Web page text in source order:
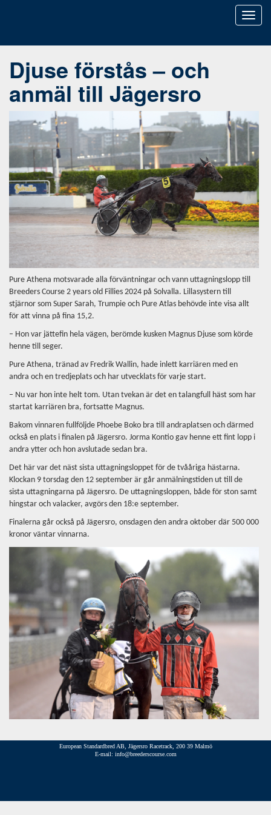
Toggle
Djuse förstås – och
anmäl till Jägersro
Pure Athena motsvarade alla förväntningar och vann uttagningslopp till
Breeders Course 2 years old Fillies 2024 på Solvalla. Lillasystern till
stjärnor som Super Sarah, Trumpie och Pure Atlas behövde inte visa allt
för att vinna på fina 15,2.
– Hon var jättefin hela vägen, berömde kusken Magnus Djuse som körde
henne till seger.
Pure Athena, tränad av Fredrik Wallin, hade inlett karriären med en
andra och en tredjeplats och har utvecklats för varje start.
– Nu var hon inte helt tom. Utan tvekan är det en talangfull häst som har
startat karriären bra, fortsatte Magnus.
Bakom vinnaren fullföljde Phoebe Boko bra till andraplatsen och därmed
också en plats i finalen på Jägersro. Jorma Kontio gav henne ett fint lopp i
andra ytter och hon avslutade sedan bra.
Det här var det näst sista uttagningsloppet för de tvååriga hästarna.
Klockan 9 torsdag den 12 september är går anmälningstiden ut till de
sista uttagningarna på Jägersro. De uttagningsloppen, både för ston samt
hingstar och valacker, avgörs den 18:e september.
Finalerna går också på Jägersro, onsdagen den andra oktober där 500 000
kronor väntar vinnarna.
European Standardbred AB, Jägersro Racetrack, 200 39 Malmö
E-mail: info@breederscourse.com